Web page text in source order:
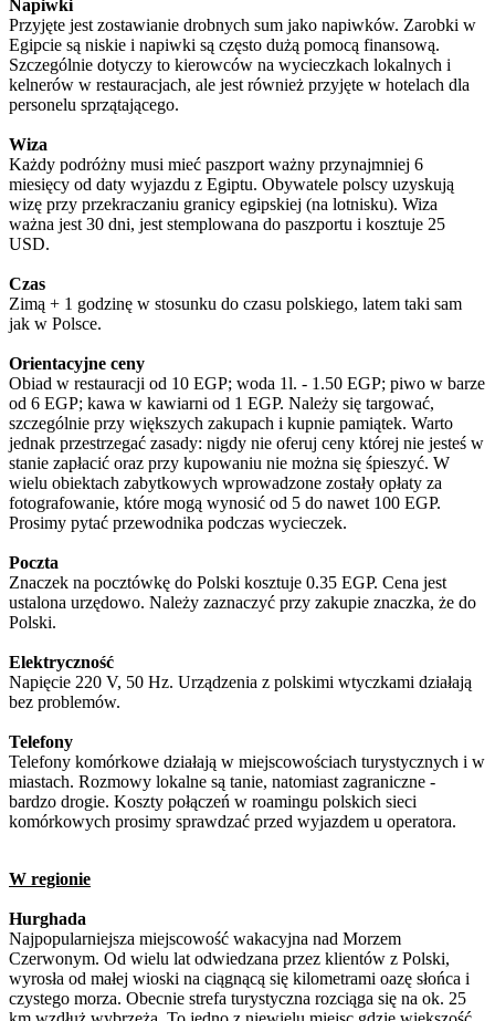
Napiwki
Przyjęte jest zostawianie drobnych sum jako napiwków. Zarobki w
Egipcie są niskie i napiwki są często dużą pomocą finansową.
Szczególnie dotyczy to kierowców na wycieczkach lokalnych i
kelnerów w restauracjach, ale jest również przyjęte w hotelach dla
personelu sprzątającego.
Wiza
Każdy podróżny musi mieć paszport ważny przynajmniej 6
miesięcy od daty wyjazdu z Egiptu. Obywatele polscy uzyskują
wizę przy przekraczaniu granicy egipskiej (na lotnisku). Wiza
ważna jest 30 dni, jest stemplowana do paszportu i kosztuje 25
USD.
Czas
Zimą + 1 godzinę w stosunku do czasu polskiego, latem taki sam
jak w Polsce.
Orientacyjne ceny
Obiad w restauracji od 10 EGP; woda 1l. - 1.50 EGP; piwo w barze
od 6 EGP; kawa w kawiarni od 1 EGP. Należy się targować,
szczególnie przy większych zakupach i kupnie pamiątek. Warto
jednak przestrzegać zasady: nigdy nie oferuj ceny której nie jesteś w
stanie zapłacić oraz przy kupowaniu nie można się śpieszyć. W
wielu obiektach zabytkowych wprowadzone zostały opłaty za
fotografowanie, które mogą wynosić od 5 do nawet 100 EGP.
Prosimy pytać przewodnika podczas wycieczek.
Poczta
Znaczek na pocztówkę do Polski kosztuje 0.35 EGP. Cena jest
ustalona urzędowo. Należy zaznaczyć przy zakupie znaczka, że do
Polski.
Elektryczność
Napięcie 220 V, 50 Hz. Urządzenia z polskimi wtyczkami działają
bez problemów.
Telefony
Telefony komórkowe działają w miejscowościach turystycznych i w
miastach. Rozmowy lokalne są tanie, natomiast zagraniczne -
bardzo drogie. Koszty połączeń w roamingu polskich sieci
komórkowych prosimy sprawdzać przed wyjazdem u operatora.
W regionie
Hurghada
Najpopularniejsza miejscowość wakacyjna nad Morzem
Czerwonym. Od wielu lat odwiedzana przez klientów z Polski,
wyrosła od małej wioski na ciągnącą się kilometrami oazę słońca i
czystego morza. Obecnie strefa turystyczna rozciąga się na ok. 25